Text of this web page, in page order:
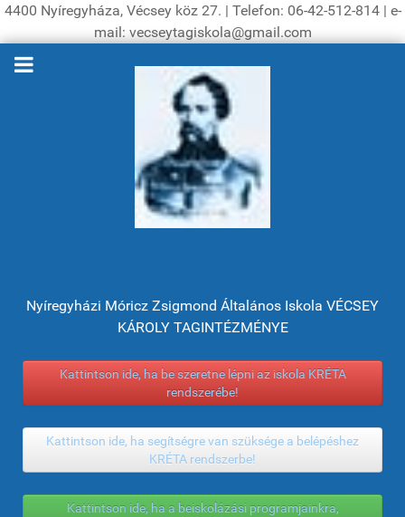
4400 Nyíregyháza, Vécsey köz 27. | Telefon: 06-42-512-814 | e-
mail: vecseytagiskola@gmail.com
Nyíregyházi Móricz Zsigmond Általános Iskola VÉCSEY
KÁROLY TAGINTÉZMÉNYE
Kattintson ide, ha be szeretne lépni az iskola KRÉTA
rendszerébe!
Kattintson ide, ha segítségre van szüksége a belépéshez
KRÉTA rendszerbe!
Kattintson ide, ha a beiskolázási programjainkra,